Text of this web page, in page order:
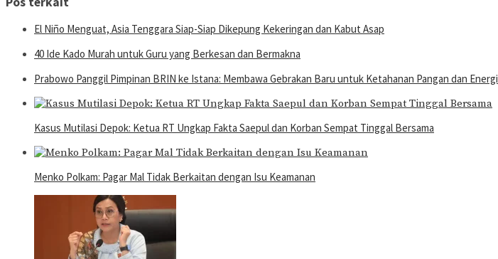
El Niño Menguat, Asia Tenggara Siap-Siap Dikepung Kekeringan dan Kabut Asap
40 Ide Kado Murah untuk Guru yang Berkesan dan Bermakna
Prabowo Panggil Pimpinan BRIN ke Istana: Membawa Gebrakan Baru untuk Ketahanan Pangan dan Energi
Kasus Mutilasi Depok: Ketua RT Ungkap Fakta Saepul dan Korban Sempat Tinggal Bersama
Menko Polkam: Pagar Mal Tidak Berkaitan dengan Isu Keamanan